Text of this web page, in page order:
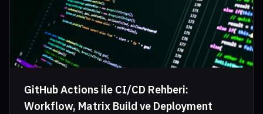
GitHub Actions ile CI/CD Rehberi:
Workflow, Matrix Build ve Deployment